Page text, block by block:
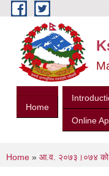
Skip to main content
Home
Online
You are here
Home » आ.व. २०७३।०७४ को